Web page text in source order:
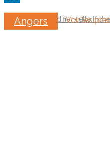
LinkedIn
Demander a modifier cette
Angers Voir les